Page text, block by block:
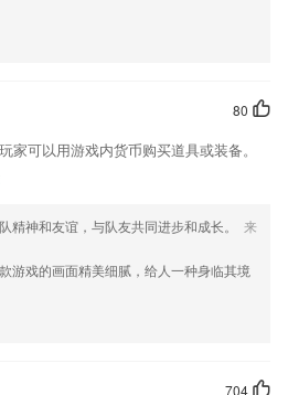
片完美的融合在一起
用单词
深入浅出全攻克
习需要，这里会有大量的诗词资源在线提
破,每道试题都附带专题解析 、答题技巧
知识，解决所有疑点；
80
家可以用游戏内货币购买道具或装备。
精神和友谊，与队友共同进步和成长。
来
游戏的画面精美细腻，给人一种身临其境
704